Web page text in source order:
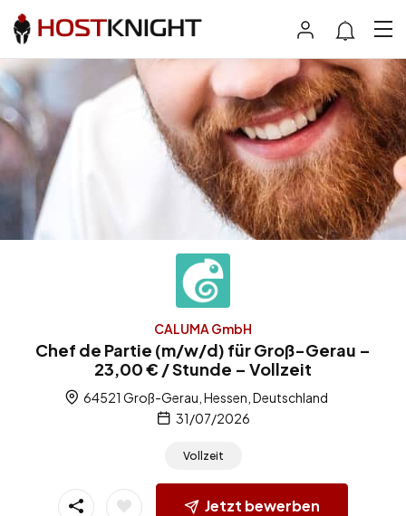
CALUMA GmbH
Chef de Partie (m/w/d) für Groß-Gerau –
23,00 € / Stunde – Vollzeit
64521 Groß-Gerau, Hessen, Deutschland
31/07/2026
Vollzeit
Jetzt bewerben